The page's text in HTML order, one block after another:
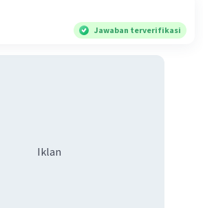
Jawaban terverifikasi
Iklan